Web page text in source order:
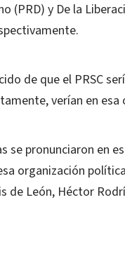
(PRD) y De la
de que el PRSC
verían en esa
se pronunciaron en
organización
de León, Héctor